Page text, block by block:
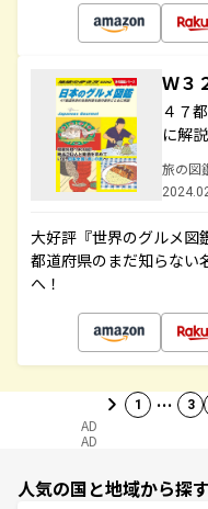
Ｗ３
４７
に解説
旅の図
大好評『世界のグルメ図
都道府県のまだ知らない
へ！
1 … 3
AD
AD
人気の国と地域から探す